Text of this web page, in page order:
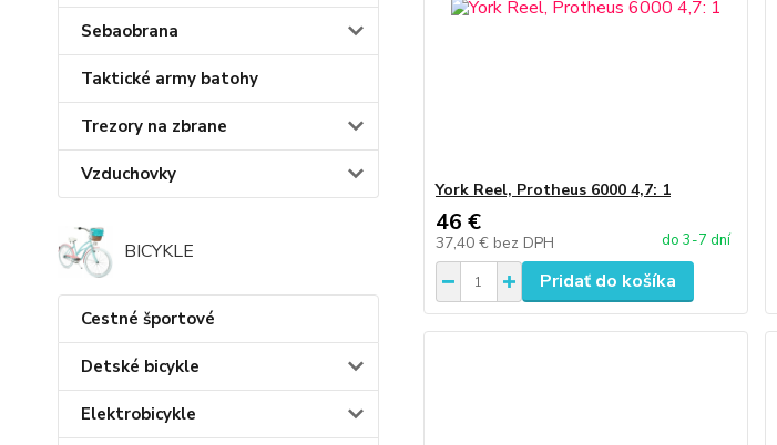
Sebaobrana
Taktické army batohy
Trezory na zbrane
Vzduchovky
BICYKLE
Cestné športové
Detské bicykle
Elektrobicykle
York Reel, Protheus 6000 4,7: 1
46 €
37,40 € bez DPH do 3-7 dní
Pridať do košíka